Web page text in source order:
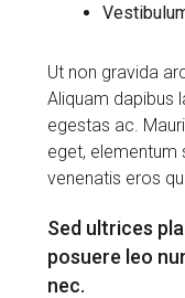
Ut non gravida
Aliquam dapibus
egestas ac.
eget, elementum
venenatis eros
Sed ultrices
posuere leo
nec.